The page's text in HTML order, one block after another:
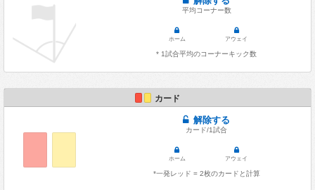
平均コーナー数
ホーム アウェイ
* 1試合平均のコーナーキック数
カード
解除する
カード/1試合
ホーム アウェイ
*一発レッド = 2枚のカードと計算